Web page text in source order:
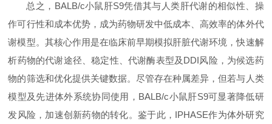
总之，BALB/c小鼠肝S9凭借其与人类肝代谢的相似性、操
作可行性和成本优势，成为药物研发中低成本、高效率的体外代
谢模型。其核心作用是在临床前早期模拟肝脏代谢环境，快速解
析药物的代谢途径、稳定性、代谢酶表型及DDI风险，为候选药
物的筛选和优化提供关键数据。尽管存在种属差异，但若与人类
模型及先进体外系统协同使用，BALB/c小鼠肝S9可显著降低研
发风险，加速创新药物的转化。鉴于此，IPHASE作为体外研究